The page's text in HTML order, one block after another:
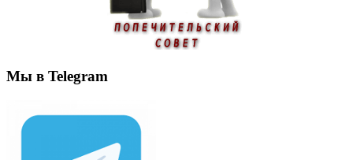
Мы в Telegram